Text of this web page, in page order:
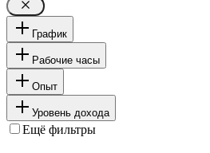
График
Рабочие часы
Опыт
Уровень дохода
Ещё фильтры